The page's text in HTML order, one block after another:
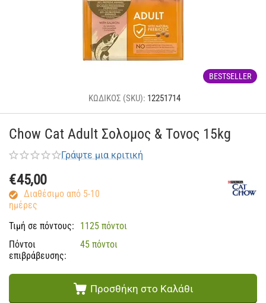
BESTSELLER
ΚΩΔΙΚΟΣ (SKU): 12251714
Chow Cat Adult Σολομος & Τονος 15kg
Γράψτε μια κριτική
€45,00
Διαθέσιμο από 5-10
ημέρες
Τιμή σε πόντους:
1125 πόντοι
Πόντοι
επιβράβευσης:
45 πόντοι
Προσθήκη στο Καλάθι